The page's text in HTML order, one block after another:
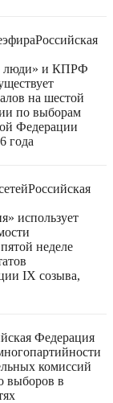
Российская
люди» и КПРФ
на шестой
по выборам
Федерации
года
Российская
использует
неделе
IX созыва,
Федерация
комиссий
выборов в